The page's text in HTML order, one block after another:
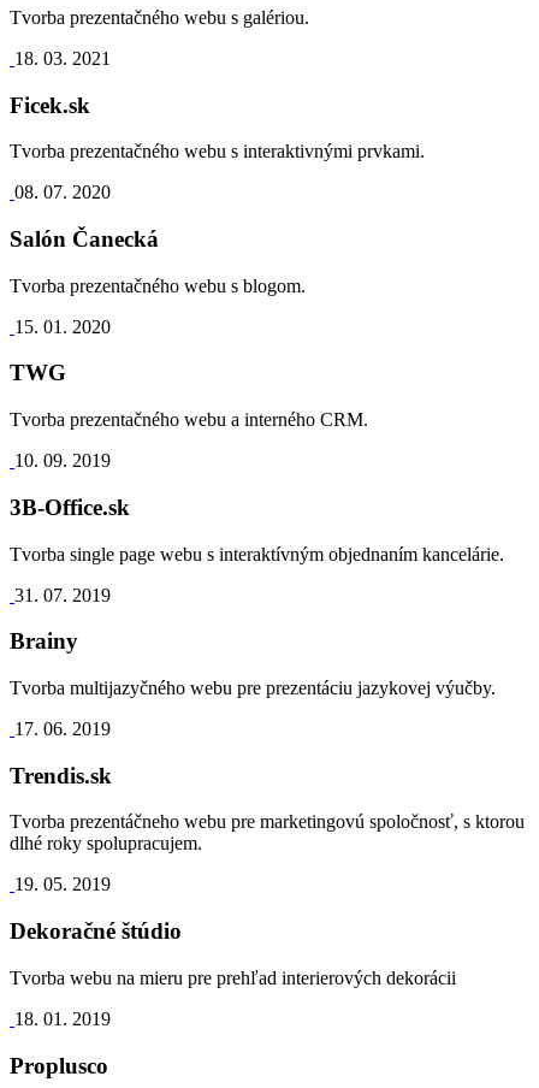
Tvorba prezentačného webu s galériou.
18. 03. 2021
Ficek.sk
Tvorba prezentačného webu s interaktivnými prvkami.
08. 07. 2020
Salón Čanecká
Tvorba prezentačného webu s blogom.
15. 01. 2020
TWG
Tvorba prezentačného webu a interného CRM.
10. 09. 2019
3B-Office.sk
Tvorba single page webu s interaktívným objednaním kancelárie.
31. 07. 2019
Brainy
Tvorba multijazyčného webu pre prezentáciu jazykovej výučby.
17. 06. 2019
Trendis.sk
Tvorba prezentáčneho webu pre marketingovú spoločnosť, s ktorou
dlhé roky spolupracujem.
19. 05. 2019
Dekoračné štúdio
Tvorba webu na mieru pre prehľad interierových dekorácii
18. 01. 2019
Proplusco